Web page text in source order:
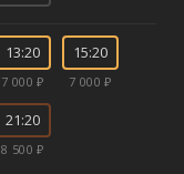
13:20
7 000 ₽
15:20
7 000 ₽
21:20
8 500 ₽